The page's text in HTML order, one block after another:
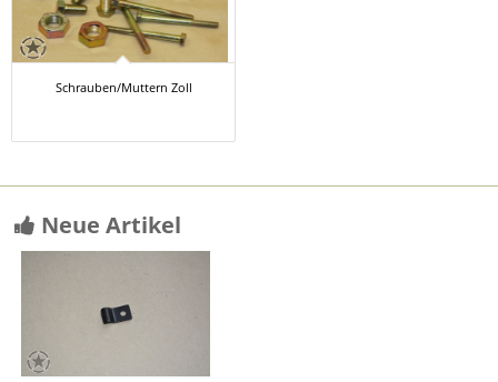
Schrauben/Muttern Zoll
Neue Artikel